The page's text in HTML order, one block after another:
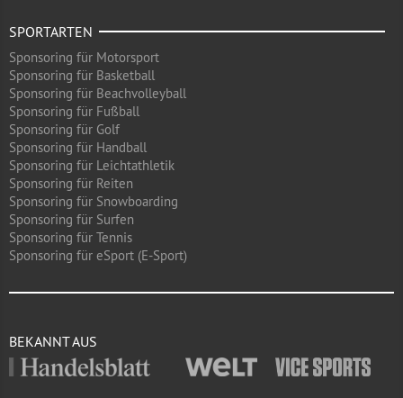
SPORTARTEN
Sponsoring für Motorsport
Sponsoring für Basketball
Sponsoring für Beachvolleyball
Sponsoring für Fußball
Sponsoring für Golf
Sponsoring für Handball
Sponsoring für Leichtathletik
Sponsoring für Reiten
Sponsoring für Snowboarding
Sponsoring für Surfen
Sponsoring für Tennis
Sponsoring für eSport (E-Sport)
BEKANNT AUS